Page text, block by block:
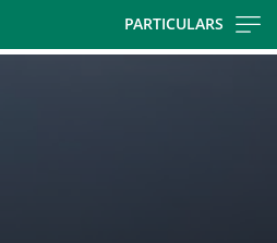
PARTICULARS